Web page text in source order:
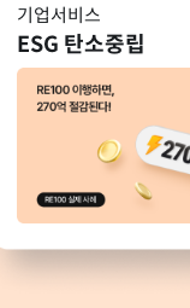
기업서비스
ESG 탄소중립